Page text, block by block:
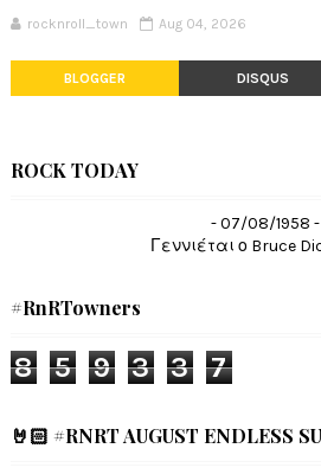
rocknroll_town Aug 04, 2026
BLOGGER DISQUS
ROCK TODAY
- 07/08/1958 -
Γεννιέται ο Bruce
#RnRTowners
8 5 9 3 3 7
🤘🏻 #RNRT AUGUST ENDLESS